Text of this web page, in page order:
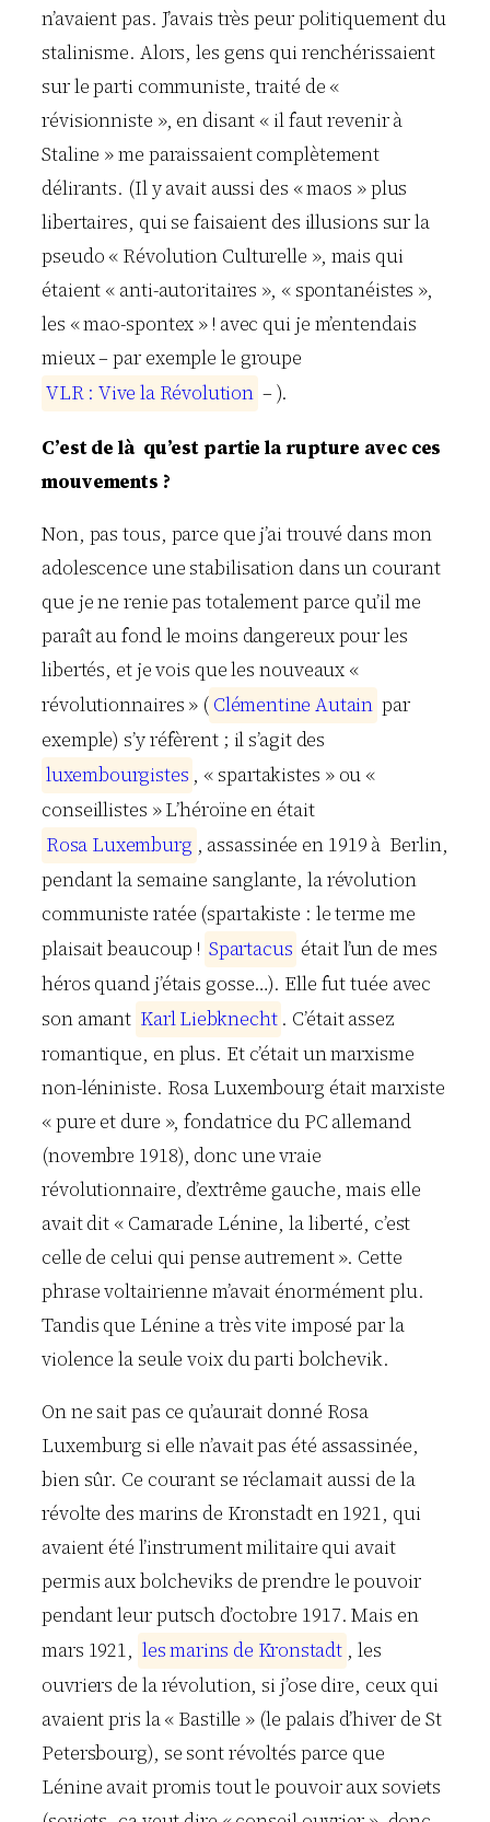
n’avaient pas. J’avais très peur politiquement du
stalinisme. Alors, les gens qui renchérissaient
sur le parti communiste, traité de «
révisionniste », en disant « il faut revenir à
Staline » me paraissaient complètement
délirants. (Il y avait aussi des « maos » plus
libertaires, qui se faisaient des illusions sur la
pseudo « Révolution Culturelle », mais qui
étaient « anti-autoritaires », « spontanéistes »,
les « mao-spontex » ! avec qui je m’entendais
mieux – par exemple le groupe
VLR : Vive la Révolution – ).
C’est de là qu’est partie la rupture avec ces
mouvements ?
Non, pas tous, parce que j’ai trouvé dans mon
adolescence une stabilisation dans un courant
que je ne renie pas totalement parce qu’il me
paraît au fond le moins dangereux pour les
libertés, et je vois que les nouveaux «
révolutionnaires » ( Clémentine Autain par
exemple) s’y réfèrent ; il s’agit des
luxembourgistes , « spartakistes » ou «
conseillistes » L’héroïne en était
Rosa Luxemburg , assassinée en 1919 à Berlin,
pendant la semaine sanglante, la révolution
communiste ratée (spartakiste : le terme me
plaisait beaucoup ! Spartacus était l’un de mes
héros quand j’étais gosse…). Elle fut tuée avec
son amant KarlLiebknecht . C’était assez
romantique, en plus. Et c’était un marxisme
non-léniniste. Rosa Luxembourg était marxiste
« pure et dure », fondatrice du PC allemand
(novembre 1918), donc une vraie
révolutionnaire, d’extrême gauche, mais elle
avait dit « Camarade Lénine, la liberté, c’est
celle de celui qui pense autrement ». Cette
phrase voltairienne m’avait énormément plu.
Tandis que Lénine a très vite imposé par la
violence la seule voix du parti bolchevik.
On ne sait pas ce qu’aurait donné Rosa
Luxemburg si elle n’avait pas été assassinée,
bien sûr. Ce courant se réclamait aussi de la
révolte des marins de Kronstadt en 1921, qui
avaient été l’instrument militaire qui avait
permis aux bolcheviks de prendre le pouvoir
pendant leur putsch d’octobre 1917. Mais en
mars 1921, lesmarins de Kronstadt , les
ouvriers de la révolution, si j’ose dire, ceux qui
avaient pris la « Bastille » (le palais d’hiver de St
Petersbourg), se sont révoltés parce que
Lénine avait promis tout le pouvoir aux soviets